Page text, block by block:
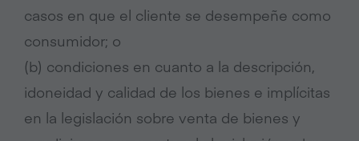
casos en que el cliente se desempeñe como
consumidor; o
(b) condiciones en cuanto a la descripción,
idoneidad y calidad de los bienes e implícitas
en la legislación sobre venta de bienes y